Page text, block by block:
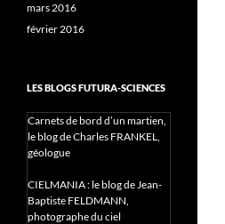
mars 2016
février 2016
LES BLOGS FUTURA-SCIENCES
Carnets de bord d’un martien,
le blog de Charles FRANKEL,
géologue
CIELMANIA : le blog de Jean-
Baptiste FELDMANN,
photographe du ciel